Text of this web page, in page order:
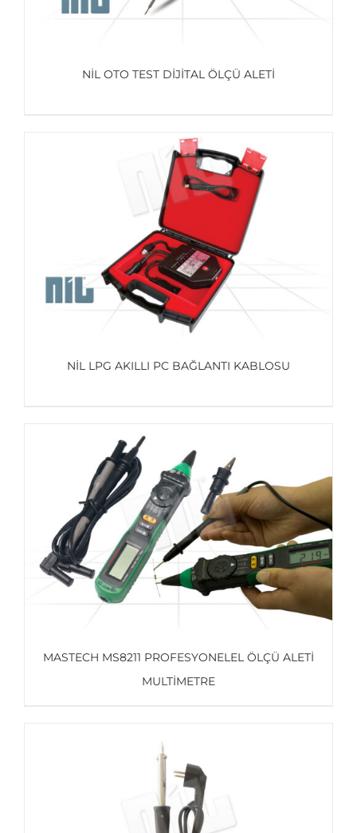
AYRINTILAR
NİL OTO TEST DİJİTAL ÖLÇÜ ALETİ
AYRINTILAR
NİL LPG AKILLI PC BAĞLANTI KABLOSU
MASTECH MS8211 PROFESYONELEL ÖLÇÜ ALETI
MULTIMETRE